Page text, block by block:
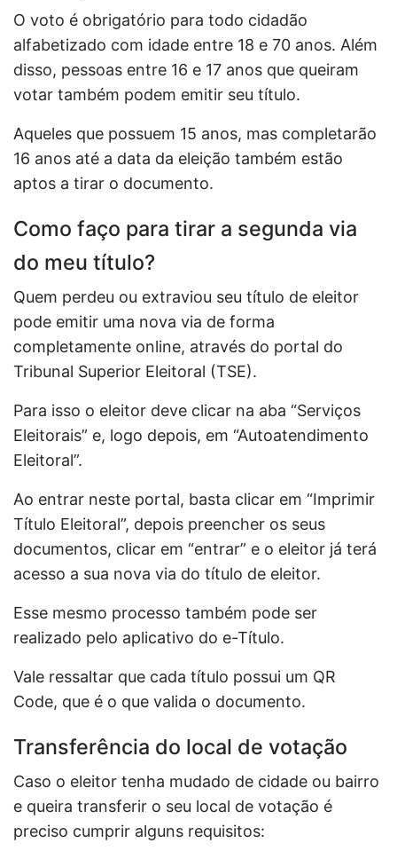
O voto é obrigatório para todo cidadão
alfabetizado com idade entre 18 e 70 anos. Além
disso, pessoas entre 16 e 17 anos que queiram
votar também podem emitir seu título.
Aqueles que possuem 15 anos, mas completarão
16 anos até a data da eleição também estão
aptos a tirar o documento.
Como faço para tirar a segunda via
do meu título?
Quem perdeu ou extraviou seu título de eleitor
pode emitir uma nova via de forma
completamente online, através do portal do
Tribunal Superior Eleitoral (TSE).
Para isso o eleitor deve clicar na aba “Serviços
Eleitorais” e, logo depois, em “Autoatendimento
Eleitoral”.
Ao entrar neste portal, basta clicar em “Imprimir
Título Eleitoral”, depois preencher os seus
documentos, clicar em “entrar” e o eleitor já terá
acesso a sua nova via do título de eleitor.
Esse mesmo processo também pode ser
realizado pelo aplicativo do e-Título.
Vale ressaltar que cada título possui um QR
Code, que é o que valida o documento.
Transferência do local de votação
Caso o eleitor tenha mudado de cidade ou bairro
e queira transferir o seu local de votação é
preciso cumprir alguns requisitos: